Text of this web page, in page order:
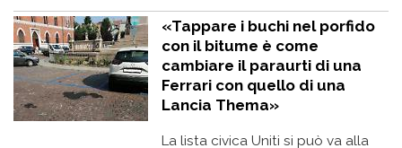
«Tappare i buchi nel porfido
con il bitume è come
cambiare il paraurti di una
Ferrari con quello di una
Lancia Thema»
La lista civica Uniti si può va alla